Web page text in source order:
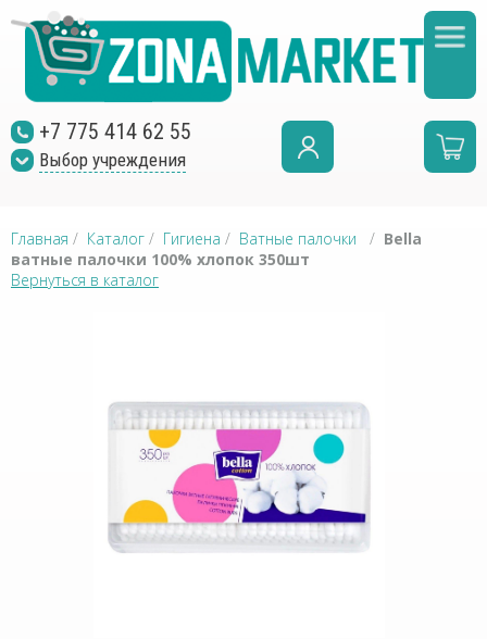
+7 775 414 62 55
Выбор учреждения
Главная / Каталог / Гигиена / Ватные палочки / Bella
ватные палочки 100% хлопок 350шт
Вернуться в каталог